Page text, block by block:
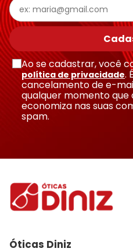
Ao se cadastrar, você
política de privacidade.
cancelamento de e-
qualquer momento que
economiza nas suas
spam.
Óticas Diniz